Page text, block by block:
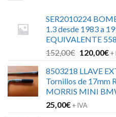
SER2010224
1.3 desde 1983 a
EQUIVALENTE
152,00€ El
original
era:
152,00€.
120,00€El
+
8503218 LLAVE
Tornillos de 17mm
MORRIS MINI
25,00€+ IVA